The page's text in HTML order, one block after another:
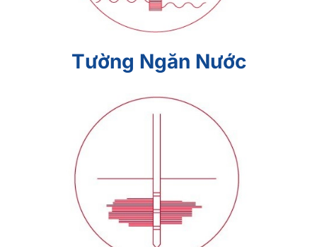
Tường Ngăn Nước
Bơm Vữa Thấm